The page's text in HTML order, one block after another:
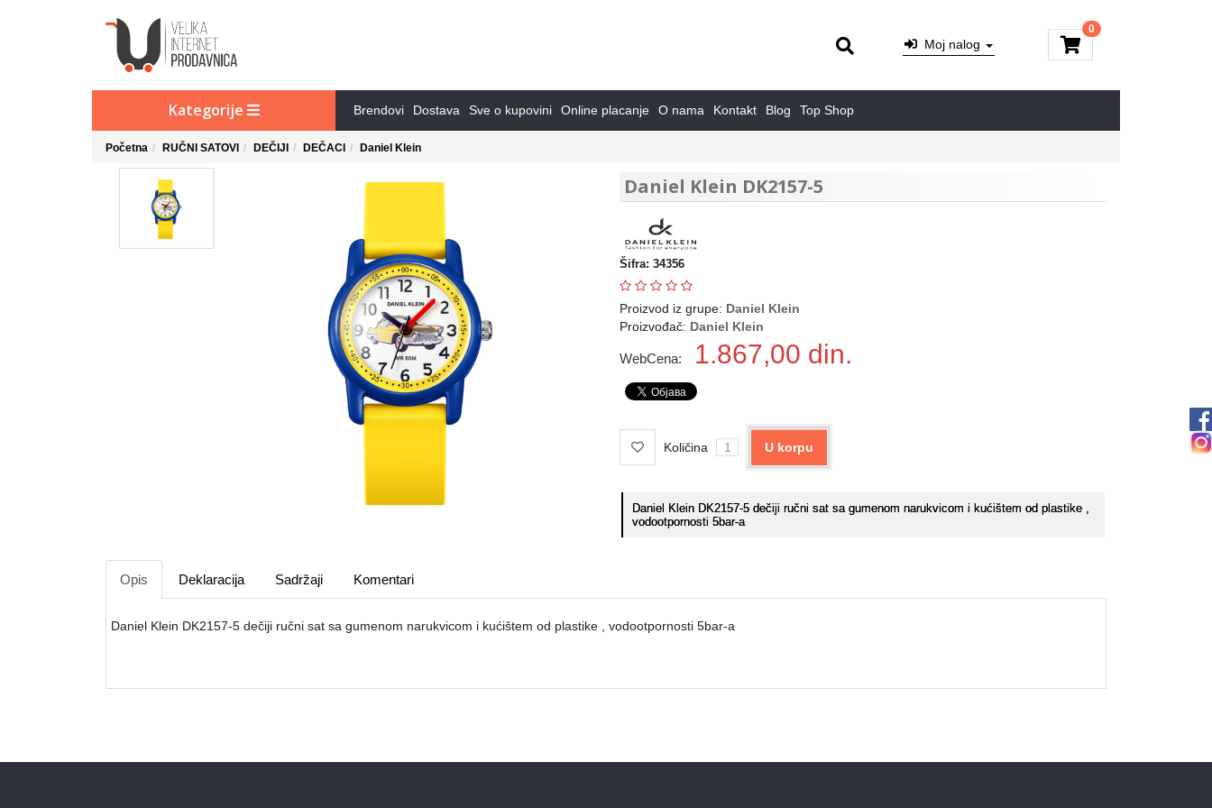
Moj nalog
0
Kategorije Brendovi Dostava Sve o kupovini Online placanje O nama Kontakt Blog Top Shop
Početna RUČNI SATOVI DEČIJI DEČACI Daniel Klein
Daniel Klein DK2157-5
Šifra: 34356
Proizvod iz grupe: Daniel Klein
Proizvođač: Daniel Klein
WebCena: 1.867,00 din.
Količina U korpu
Daniel Klein DK2157-5 dečiji ručni sat sa gumenom narukvicom i kućištem od plastike ,
vodootpornosti 5bar-a
Opis Deklaracija Sadržaji Komentari
Daniel Klein DK2157-5 dečiji ručni sat sa gumenom narukvicom i kućištem od plastike , vodootpornosti 5bar-a